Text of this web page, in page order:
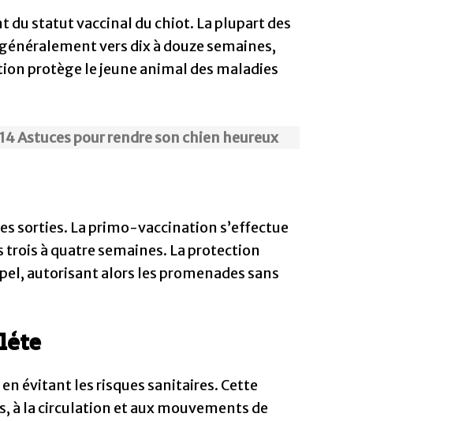
du statut vaccinal du chiot. La plupart des
vers dix à douze semaines,
protège le jeune animal des maladies
14 Astuces pour rendre son chien heureux
sorties. La primo-vaccination s’effectue
à quatre semaines. La protection
autorisant alors les promenades sans
évitant les risques sanitaires. Cette
à la circulation et aux mouvements de